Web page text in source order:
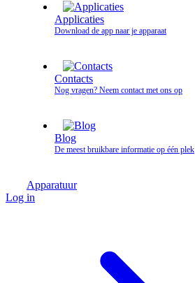
Applicaties
Download de app naar je apparaat
Contacts
Nog vragen? Neem contact met ons op
Blog
De meest bruikbare informatie op één plek
Apparatuur
Log in